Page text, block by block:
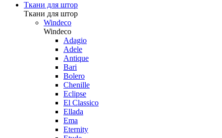
Ткани для штор
Ткани для штор
Windeco
Windeco
Adagio
Adele
Antique
Bari
Bolero
Chenille
Eclipse
El Classico
Ellada
Ema
Eternity